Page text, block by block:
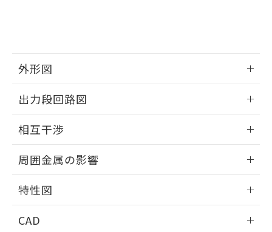
外形図
外形図
出力段回路図
出力段回路図
相互干渉
相互干渉
周囲金属の影響
周囲金属の影響
特性図
CAD
※当社の共同利用者とは、"個人情報
用者の範囲」に記載されている法人を
指します。
EU RoHS指令（10物質）の非含有証明書
51物質の非含有証明書（当社基準）
ものではありません。
また、RoHS指令のフタル酸エステル類４
物質の対応では、対応完了までの期間は出
荷製品に未対応品が混在することから備考
欄に対応日を記載しておりました。
既に当社にて対応品への在庫切替を完了
り、2022年1月12日より割愛しておりま
す。